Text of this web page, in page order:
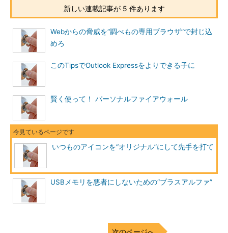
存じでしょうか。簡単に説明すると、EXEファイルに代表される
実行ファイルのことを指します。このPE型のEXEファイルには、
「.rsrc」セクションという領域が存在し、そのセクション内で指
定されているアイコンイメージを、ファイルのアイコンとして表
示できます。端的にいってしまうと、EXEファイルには表示アイ
コンの情報が格納されていて、そこで指定されたアイコンイメー
ジをファイルのアイコンとして表示しています。
【注1】
PE型ファイルについて詳細に説明すると、
それだけで本が1冊書けてしまうほど奥が深
いものなので、ここでは本記事に関係する
新しい連載記事が 5 件あります
Webからの脅威を“調べもの専用ブラウザ”で封じ込
めろ
このTipsでOutlook Expressをよりできる子に
賢く使って！ パーソナルファイアウォール
いつものアイコンを“オリジナル”にして先手を打て
USBメモリを悪者にしないための“プラスアルファ”